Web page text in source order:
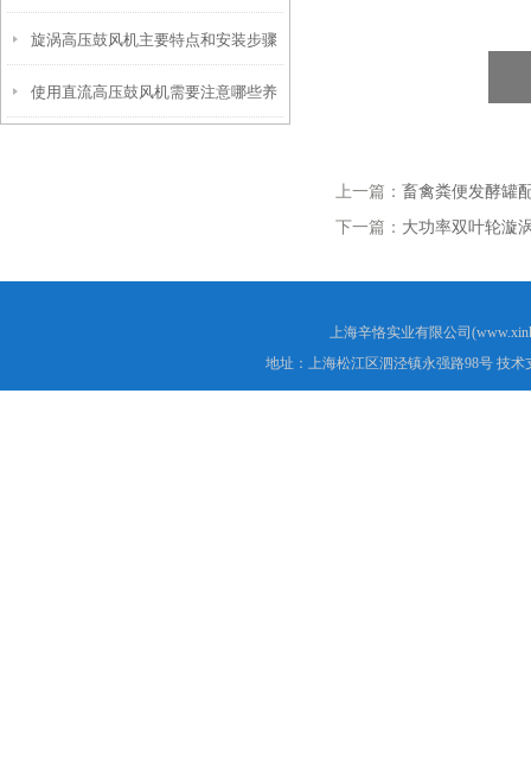
旋涡高压鼓风机主要特点和安装步骤
使用直流高压鼓风机需要注意哪些养
上一篇： 畜禽粪便发酵罐
下一篇： 大功率双叶轮漩
上海辛恪实业有限公司
地址：上海松江区泗泾镇永强路98号 技术